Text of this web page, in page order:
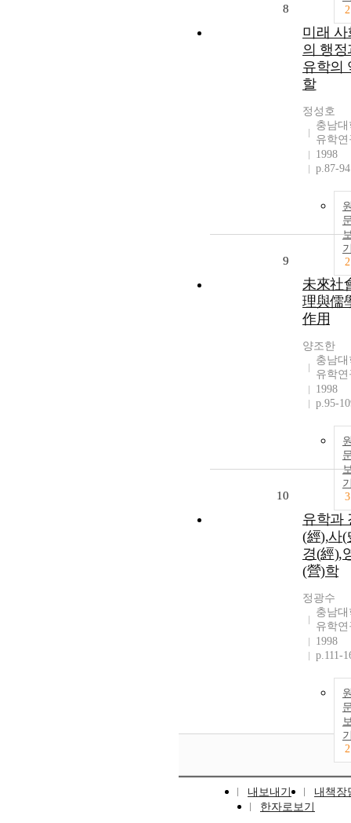
2
8
미래 사
의 행정
유학의
할
정성호
충남
유학
1998
p.87-94
2
9
未來社
理與儒
作用
양조한
충남
유학
1998
p.95-
3
10
유학과
(經),사(
경(經),
(營)학
정광수
충남
유학
1998
p.111-
2
내보내기
내책장
한자로보기